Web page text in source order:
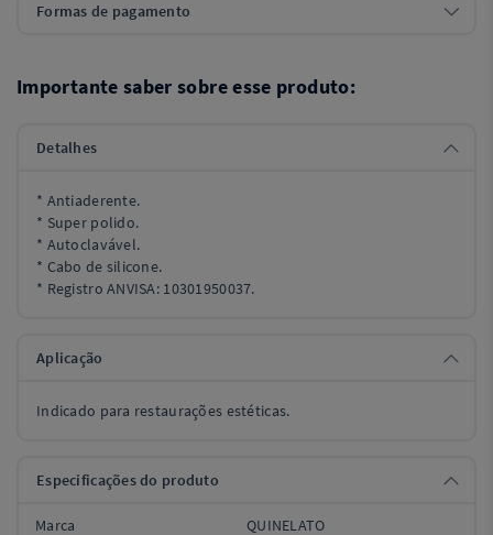
Formas de pagamento
Importante saber sobre esse produto:
Detalhes
* Antiaderente.
* Super polido.
* Autoclavável.
* Cabo de silicone.
* Registro ANVISA: 10301950037.
Aplicação
Indicado para restaurações estéticas.
Especificações do produto
Marca QUINELATO